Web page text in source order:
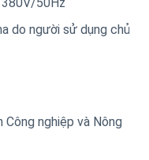
do người sử dụng chủ
nghiệp và Nông